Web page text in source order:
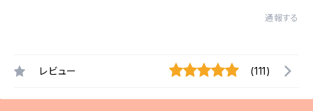
通報する
レビュー (111)